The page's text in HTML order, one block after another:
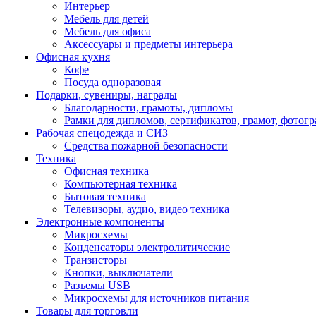
Интерьер
Мебель для детей
Мебель для офиса
Аксессуары и предметы интерьера
Офисная кухня
Кофе
Посуда одноразовая
Подарки, сувениры, награды
Благодарности, грамоты, дипломы
Рамки для дипломов, сертификатов, грамот,
Рабочая спецодежда и СИЗ
Средства пожарной безопасности
Техника
Офисная техника
Компьютерная техника
Бытовая техника
Телевизоры, аудио, видео техника
Электронные компоненты
Микросхемы
Конденсаторы электролитические
Транзисторы
Кнопки, выключатели
Разъемы USB
Микросхемы для источников питания
Товары для торговли